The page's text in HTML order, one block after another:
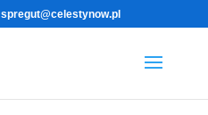
spregut@celestynow.pl